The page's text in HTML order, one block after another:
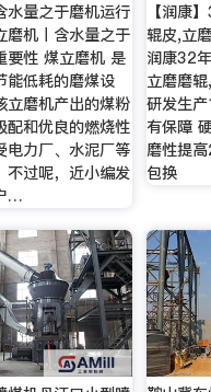
水量之于磨机运行
磨机丨含水量之于
要性 煤立磨机 是
能低耗的磨煤设
立磨机产出的煤粉
配和优良的燃烧性
电力厂、水泥厂等
不过呢，近小编发
…
【润康
辊皮,立
润康32
立磨磨
研发生
有保障
磨性提
包换